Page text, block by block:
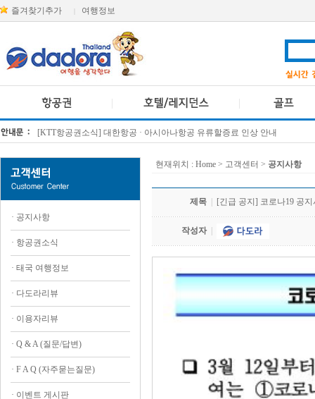
즐겨찾기추가 여행정보
[KTT항공권소식] 대한항공 · 아시아나항공 유류할증료 인상 안내
· 공지사항
· 항공권소식
· 태국 여행정보
· 다도라리뷰
· 이용자리뷰
· Q & A (질문/답변)
· F A Q (자주묻는질문)
· 이벤트 게시판
현재위치 : Home > 고객센터 > 공지사항
제목 [긴급 공지] 코로나19 공
작성자